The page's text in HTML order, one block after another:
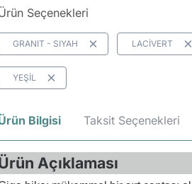
Seçenekleri
GRANIT - SIYAH LACİVERT
YEŞİL
Bilgisi Taksit Seçenekleri
Açıklaması